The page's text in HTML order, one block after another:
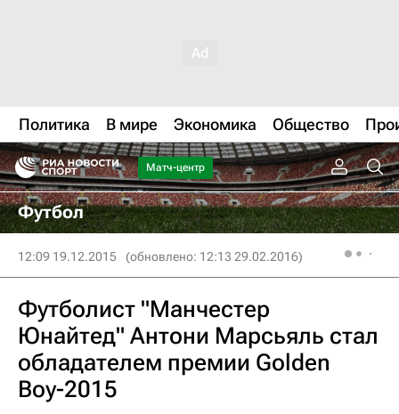
Политика В мире Экономика Общество
Матч-центр
Футбол
12:09 19.12.2015 (обновлено: 12:13 29.02.2016)
Футболист "Манчестер
Юнайтед" Антони Марсьяль стал
обладателем премии Golden
Boy-2015